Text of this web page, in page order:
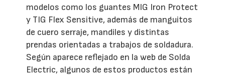
modelos como los guantes MIG Iron Protect
y TIG Flex Sensitive, además de manguitos
de cuero serraje, mandiles y distintas
prendas orientadas a trabajos de soldadura.
Según aparece reflejado en la web de Solda
Electric, algunos de estos productos están